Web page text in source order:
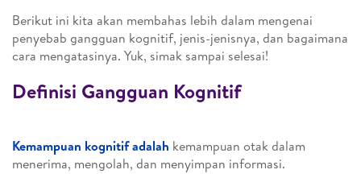
Berikut ini kita akan membahas lebih dalam mengenai
penyebab gangguan kognitif, jenis-jenisnya, dan bagaimana
cara mengatasinya. Yuk, simak sampai selesai!
Definisi Gangguan Kognitif
Kemampuan kognitif adalah kemampuan otak dalam
menerima, mengolah, dan menyimpan informasi.